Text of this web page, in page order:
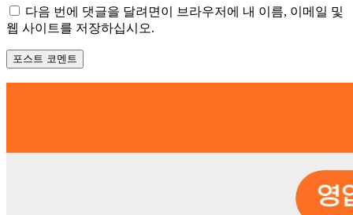
트
다음 번에 댓글을 달려면이 브라우저에 내 이름, 이메일 및
웹 사이트를 저장하십시오.